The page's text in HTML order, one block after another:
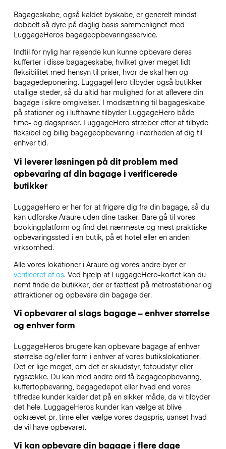
Bagageskabe, også kaldet byskabe, er generelt mindst
dobbelt så dyre på daglig basis sammenlignet med
LuggageHeros bagageopbevaringsservice.
Indtil for nylig har rejsende kun kunne opbevare deres
kufferter i disse bagageskabe, hvilket giver meget lidt
fleksibilitet med hensyn til priser, hvor de skal hen og
bagagedeponering. LuggageHero tilbyder også butikker
utallige steder, så du altid har mulighed for at aflevere din
bagage i sikre omgivelser. I modsætning til bagageskabe
på stationer og i lufthavne tilbyder LuggageHero både
time- og dagspriser. LuggageHero stræber efter at tilbyde
fleksibel og billig bagageopbevaring i nærheden af dig til
enhver tid.
Vi leverer løsningen på dit problem med
opbevaring af din bagage i verificerede
butikker
LuggageHero er her for at frigøre dig fra din bagage, så du
kan udforske Araure uden dine tasker. Bare gå til vores
bookingplatform og find det nærmeste og mest praktiske
opbevaringssted i en butik, på et hotel eller en anden
virksomhed.
Alle vores lokationer i Araure og vores andre byer er
verificeret af os. Ved hjælp af LuggageHero-kortet kan du
nemt finde de butikker, der er tættest på metrostationer og
attraktioner og opbevare din bagage der.
Vi opbevarer al slags bagage – enhver størrelse
og enhver form
LuggageHeros brugere kan opbevare bagage af enhver
størrelse og/eller form i enhver af vores butikslokationer.
Det er lige meget, om det er skiudstyr, fotoudstyr eller
rygsække. Du kan med andre ord få bagageopbevaring,
kuffertopbevaring, bagagedepot eller hvad end vores
tilfredse kunder kalder det på en sikker måde, da vi tilbyder
det hele. LuggageHeros kunder kan vælge at blive
opkrævet pr. time eller vælge vores dagspris, uanset hvad
de vil have opbevaret.
Vi kan opbevare din bagage i flere dage